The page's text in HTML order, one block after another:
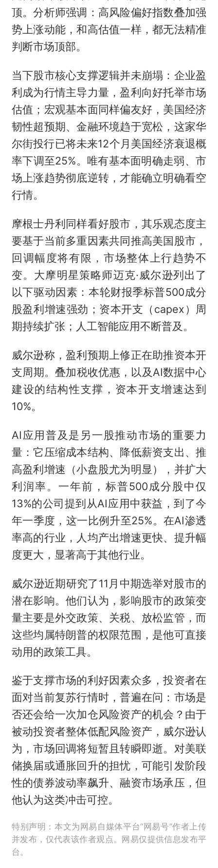
顶。分析师强调：高风险偏好指数叠加强
势上涨动能，和高估值一样，都无法精准
判断市场顶部。
当下股市核心支撑逻辑并未崩塌：企业盈
利成为行情主导力量，盈利向好托举市场
估值；宏观基本面同样偏友好，美国经济
韧性超预期、金融环境趋于宽松，这家华
尔街投行已将未来12个月美国经济衰退概
率下调至25%。唯有基本面明确走弱、市
场上涨趋势彻底逆转，才能确立明确看空
行情。
摩根士丹利同样看好股市，其乐观态度主
要基于当前多重因素共同推高美国股市，
回调幅度将有限，市场整体上行趋势不
变。大摩明星策略师迈克·威尔逊列出了
以下驱动因素：本轮财报季标普500成分
股盈利增速强劲；资本开支（capex）周
期持续扩张；人工智能应用不断普及。
威尔逊称，盈利预期上修正在助推资本开
支周期。叠加税收优惠，以及AI数据中心
建设的结构性支撑，资本开支增速达到
10%。
AI应用普及是另一股推动市场的重要力
量：它压缩成本结构、降低薪资支出、推
高盈利增速（小盘股尤为明显），并扩大
利润率。一年前，标普500成分股中仅
13%的公司提到从AI应用中获益，到了今
年一季度，这一比例升至25%。在AI渗透
率高的行业，人均产出增速更快、提升幅
度更大，显著高于其他行业。
威尔逊近期研究了11月中期选举对股市的
潜在影响。他们认为，影响股市的政策变
量主要是外交政策、关税、放松监管，而
这些均属特朗普的权限范围，是他可直接
动用的政策工具。
鉴于支撑市场的利好因素众多，投资者在
面对当前复苏行情时，普遍在问：市场是
否还会给一次加仓风险资产的机会？由于
被动投资者整体低配风险资产，威尔逊认
为，市场回调将短暂且转瞬即逝。对美联
储换届或通胀回升的担忧，可能引发阶段
性的债券波动率飙升、融资市场承压，但
他认为这类冲击可控。
特别声明：本文为网易自媒体平台“网易号”作者上传
并发布，仅代表该作者观点。网易仅提供信息发布平
台。